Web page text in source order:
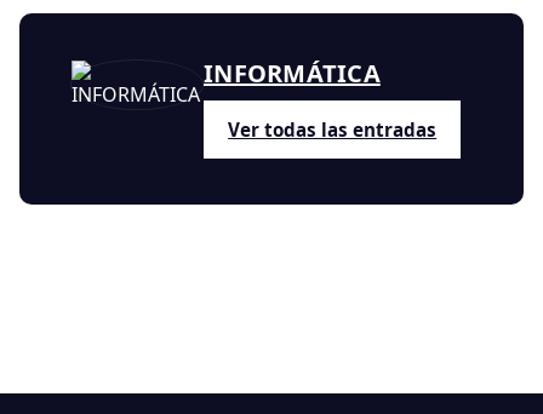
INFORMÁTICA
Ver todas las entradas